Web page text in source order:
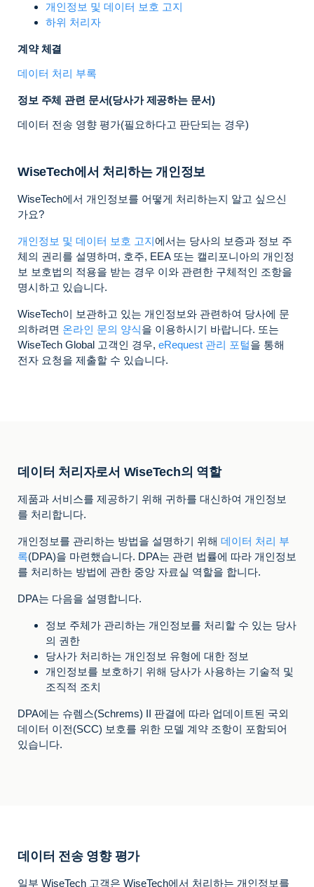
개인정보 및 데이터 보호 고지
하위 처리자
계약 체결
데이터 처리 부록
정보 주체 관련 문서(당사가 제공하는 문서)
데이터 전송 영향 평가(필요하다고 판단되는 경우)
WiseTech에서 처리하는 개인정보
WiseTech에서 개인정보를 어떻게 처리하는지 알고 싶으신
가요?
개인정보 및 데이터 보호 고지에서는 당사의 보증과 정보 주
체의 권리를 설명하며, 호주, EEA 또는 캘리포니아의 개인정
보 보호법의 적용을 받는 경우 이와 관련한 구체적인 조항을
명시하고 있습니다.
WiseTech이 보관하고 있는 개인정보와 관련하여 당사에 문
의하려면 온라인 문의 양식을 이용하시기 바랍니다. 또는
WiseTech Global 고객인 경우, eRequest 관리 포털을 통해
전자 요청을 제출할 수 있습니다.
데이터 처리자로서 WiseTech의 역할
제품과 서비스를 제공하기 위해 귀하를 대신하여 개인정보
를 처리합니다.
개인정보를 관리하는 방법을 설명하기 위해 데이터 처리 부
록(DPA)을 마련했습니다. DPA는 관련 법률에 따라 개인정보
를 처리하는 방법에 관한 중앙 자료실 역할을 합니다.
DPA는 다음을 설명합니다.
정보 주체가 관리하는 개인정보를 처리할 수 있는 당사
의 권한
당사가 처리하는 개인정보 유형에 대한 정보
개인정보를 보호하기 위해 당사가 사용하는 기술적 및
조직적 조치
DPA에는 슈렘스(Schrems) II 판결에 따라 업데이트된 국외
데이터 이전(SCC) 보호를 위한 모델 계약 조항이 포함되어
있습니다.
데이터 전송 영향 평가
일부 WiseTech 고객은 WiseTech에서 처리하는 개인정보를